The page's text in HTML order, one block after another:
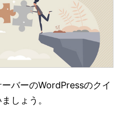
バーのWordPressのクイ
しょう。